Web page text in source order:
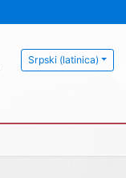
Srpski (latinica)